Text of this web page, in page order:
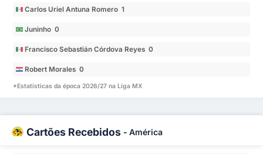
Carlos Uriel Antuna Romero 1
Juninho 0
Francisco Sebastián Córdova Reyes 0
Robert Morales 0
*Estatísticas da época 2026/27 na Liga MX
Cartões Recebidos - América